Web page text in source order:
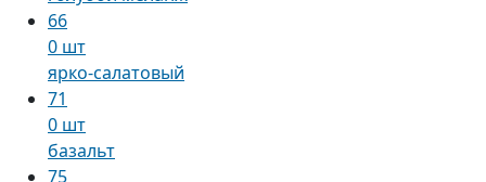
66
0 шт
ярко-салатовый
71
0 шт
базальт
75